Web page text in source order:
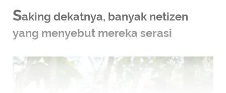
Saking dekatnya, banyak netizen
yang menyebut mereka serasi